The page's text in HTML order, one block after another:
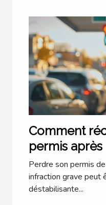
Comment
permis
grave
Perdre son permis
infraction grave peut
déstabilisante...